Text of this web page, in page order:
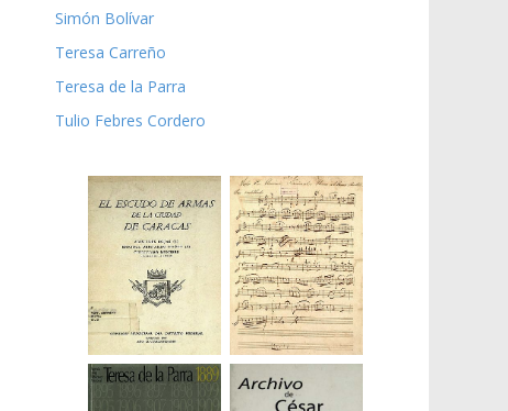
Simón Bolívar
Teresa Carreño
Teresa de la Parra
Tulio Febres Cordero